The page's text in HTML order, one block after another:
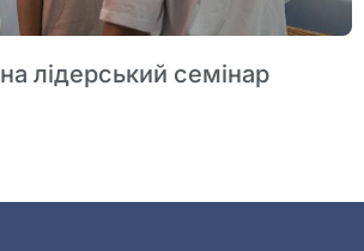
лідерський семінар